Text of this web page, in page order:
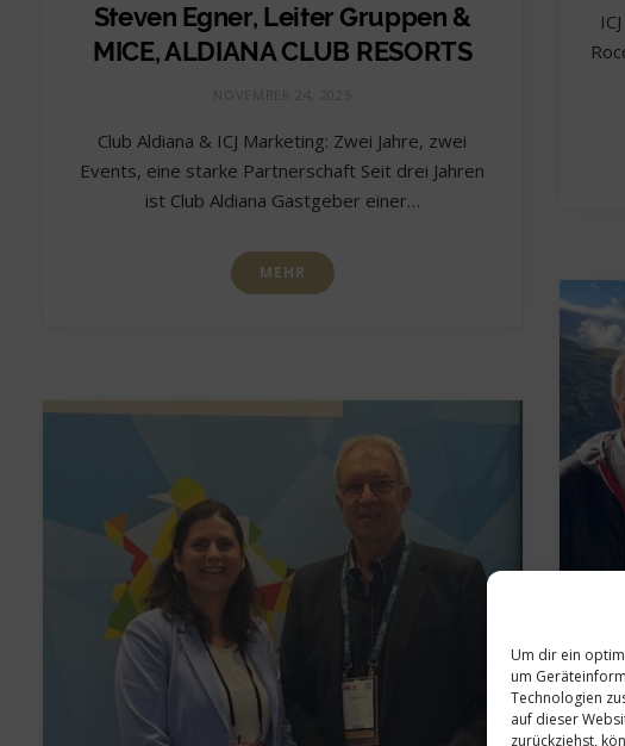
Um dir ein
um
Technologien
auf dieser
zurückziehst,
Steven Egner, Leiter Gruppen &
MICE, ALDIANA CLUB RESORTS
Club Aldiana & ICJ Marketing: Zwei Jahre, zwei
Events, eine starke Partnerschaft Seit drei Jahren
ist Club Aldiana Gastgeber einer…
MEHR